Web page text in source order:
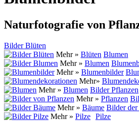
Naturfotografie von
Bilder Blüten
Mehr » Blüten Blumen
Mehr » Blumen
Mehr » Blumenbilder
Mehr»
Mehr » Blumen Bilder Pflanzen
Mehr » Pflanzen
Mehr » Bäume Bilder der
Mehr » Pilze Pilze